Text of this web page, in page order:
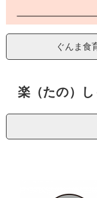
ぐんま食
楽（たの）し